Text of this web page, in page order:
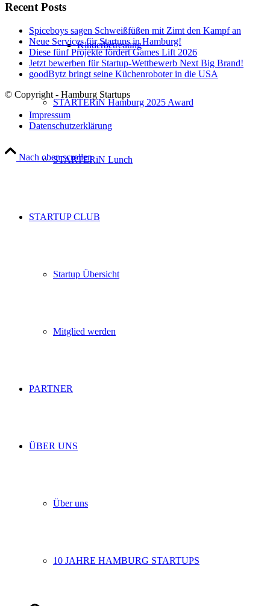
Kinderbetreuung
STARTERiN Hamburg 2025 Award
STARTERiN Lunch
STARTUP CLUB
Startup Übersicht
Mitglied werden
PARTNER
ÜBER UNS
Über uns
10 JAHRE HAMBURG STARTUPS
Recent Posts
Spiceboys sagen Schweißfüßen mit Zimt den Kampf an
Neue Services für Startups in Hamburg!
Diese fünf Projekte fördert Games Lift 2026
Jetzt bewerben für Startup-Wettbewerb Next Big Brand!
goodBytz bringt seine Küchenroboter in die USA
© Copyright - Hamburg Startups
Impressum
Datenschutzerklärung
Nach oben scrollen